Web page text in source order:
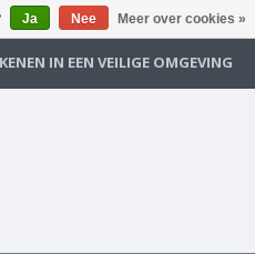
IN EEN VEILIGE OMGEVING
Ja Nee Meer over cookies »